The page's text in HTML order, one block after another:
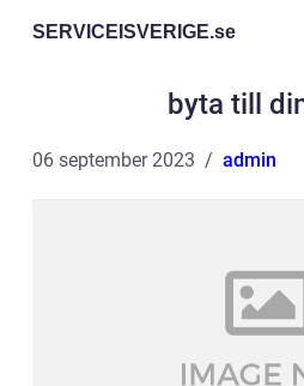
SERVICEISVERIGE.se
byta till
06 september 2023 admin